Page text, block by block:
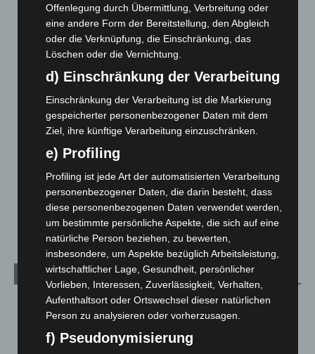
5. August 2026
Celle: Mensch stirbt bei Bagger-Unfall auf Baustelle
5. August 2026
Gasleitung bei McDonald’s-Umbau in Langenhagen
beschädigt
5. August 2026
3. August 2026
Hannover: Polizei stoppt 166 Trunkenheitsfahrten bei
Großkontrolle
2. August 2026
Kategorien
Blaulicht
2.798
Hannover und Region
Offenlegung durch Übermittlung, Verbreitung oder
eine andere Form der Bereitstellung, den Abgleich
oder die Verknüpfung, die Einschränkung, das
Löschen oder die Vernichtung.
d) Einschränkung der Verarbeitung
Einschränkung der Verarbeitung ist die Markierung
gespeicherter personenbezogener Daten mit dem
Ziel, ihre künftige Verarbeitung einzuschränken.
e) Profiling
Profiling ist jede Art der automatisierten Verarbeitung
personenbezogener Daten, die darin besteht, dass
diese personenbezogenen Daten verwendet werden,
um bestimmte persönliche Aspekte, die sich auf eine
natürliche Person beziehen, zu bewerten,
insbesondere, um Aspekte bezüglich Arbeitsleistung,
wirtschaftlicher Lage, Gesundheit, persönlicher
Vorlieben, Interessen, Zuverlässigkeit, Verhalten,
Aufenthaltsort oder Ortswechsel dieser natürlichen
Person zu analysieren oder vorherzusagen.
f) Pseudonymisierung